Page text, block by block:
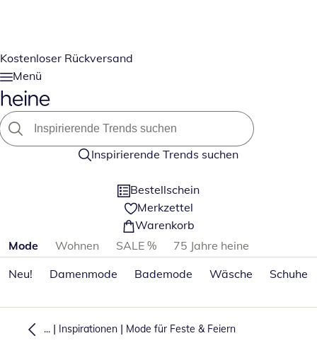
Kostenloser Rückversand
Menü
Inspirierende Trends suchen
Bestellschein
Merkzettel
Warenkorb
Produktkategorien überspringen
Mode Wohnen SALE %
75 Jahre heine
Neu!
Damenmode Bademode Wäsche Schuhe
... | Inspirationen | Mode für Feste & Feiern